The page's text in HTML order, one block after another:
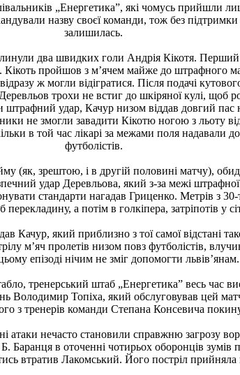
„Енергетика”, які чомусь прийшли
назву своєї команди, тож без
залишилась.
два швидких голи Андрія Кікотя. Перший
Кікоть пройшов з м’ячем майже до штрафного
ж могли відігратися. Після подачі
трохи не встиг до шкіряної кулі, щоб
удар, Качур низом віддав довгий пас
не змогли завадити Кікотю ногою з льоту
в той час лікарі за межами поля надавали
футболістів.
(як, зрештою, і в другій половині матчу),
удар Деревльова, який з-за межі
стандарти нагадав Гриценко. Метрів з
а потім в голкіпера, затріпотів у
Качур, який приблизно з тої самої відстані
м’яч пролетів низом повз футболістів,
епізоді нічим не зміг допомогти львів’янам.
тренерський штаб „Енергетика” весь час
Володимир Топіха, який обслуговував цей
з тренерів команди Степана Консевича
атаки нечасто становили справжню загрозу
Баранця в оточенні чотирьох оборонців
втратив Лакомський. Його постріл прийняла